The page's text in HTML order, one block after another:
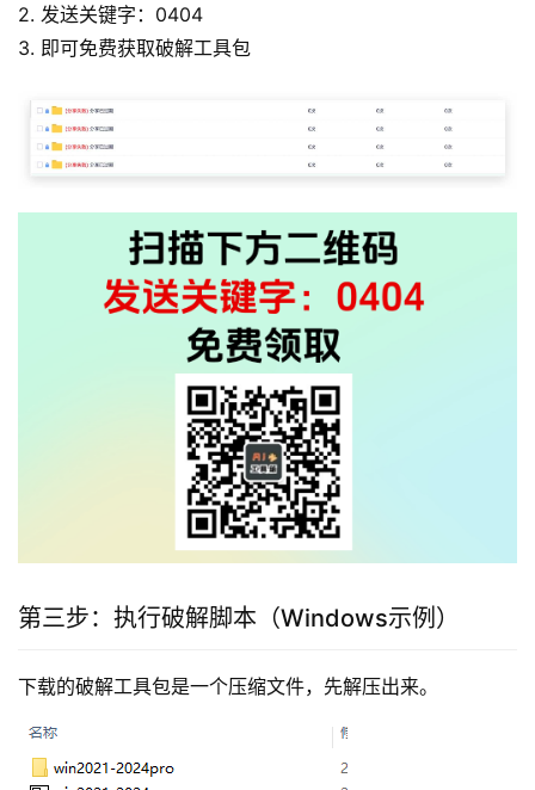
2. 发送关键字：0404
3. 即可免费获取破解工具包
第三步：执行破解脚本（Windows示例）
下载的破解工具包是一个压缩文件，先解压出来。